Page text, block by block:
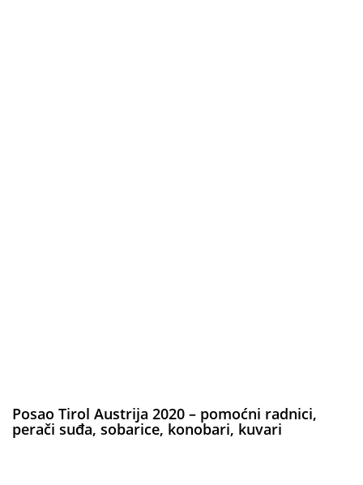
Posao Tirol Austrija 2020 – pomoćni radnici,
perači suđa, sobarice, konobari, kuvari